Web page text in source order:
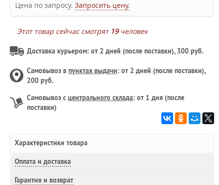
Цена по запросу. Запросить цену.
Этот товар сейчас смотрят 19человек
Доставка курьером: от 2 дней (после поставки), 300 руб.
Самовывоз в пунктах выдачи: от 2 дней (после поставки),
200 руб.
Самовывоз с центрального склада: от 1 дня (после
поставки)
Характеристики товара
Оплата и доставка
Гарантия и возврат